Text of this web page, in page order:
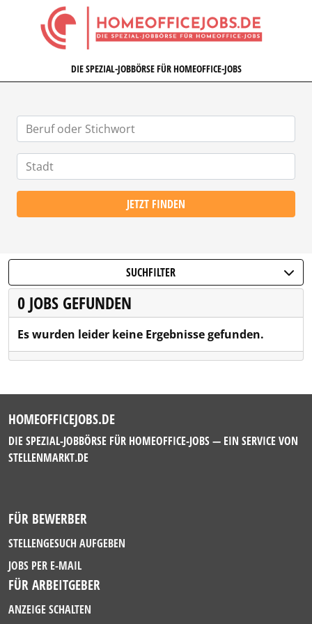
HOMEOFFICEJOBS.DE
DIE SPEZIAL-JOBBÖRSE FÜR HOMEOFFICE-JOBS
JETZT FINDEN
SUCHFILTER
0 JOBS GEFUNDEN
Es wurden leider keine Ergebnisse gefunden.
HOMEOFFICEJOBS.DE
DIE SPEZIAL-JOBBÖRSE FÜR HOMEOFFICE-JOBS — EIN SERVICE VON
STELLENMARKT.DE
FÜR BEWERBER
STELLENGESUCH AUFGEBEN
JOBS PER E-MAIL
FÜR ARBEITGEBER
ANZEIGE SCHALTEN